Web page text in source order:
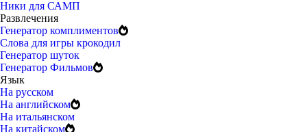
Ники для САМП
Развлечения
Генератор комплиментов
Слова для игры крокодил
Генератор шуток
Генератор Фильмов
Язык
На русском
На английском
На итальянском
На китайском